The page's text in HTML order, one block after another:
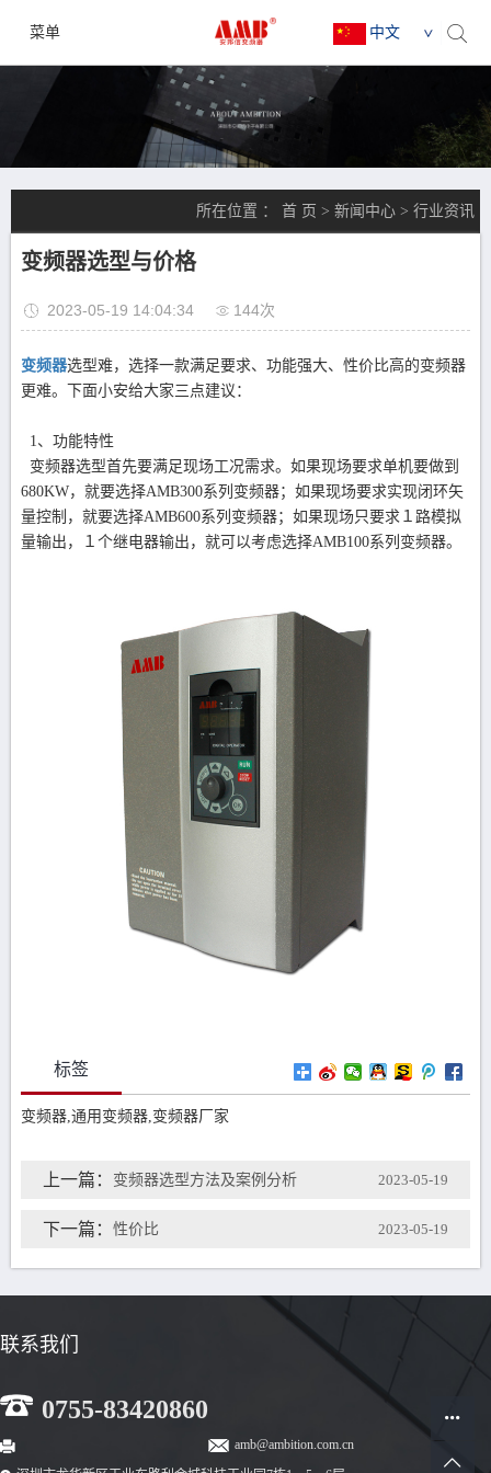
菜单 中文
所在位置 ：首 页 >新闻中心 >行业资讯
变频器选型与价格
2023-05-19 14:04:34 144次
变频器选型难，选择一款满足要求、功能强大、性价比高的变频器
更难。下面小安给大家三点建议：
1、功能特性
变频器选型首先要满足现场工况需求。如果现场要求单机要做到
680KW，就要选择AMB300系列变频器；如果现场要求实现闭环矢
量控制，就要选择AMB600系列变频器；如果现场只要求１路模拟
量输出，１个继电器输出，就可以考虑选择AMB100系列变频器。
标签
变频器,通用变频器,变频器厂家
上一篇： 变频器选型方法及案例分析 2023-05-19
下一篇： 性价比 2023-05-19
联系我们
0755-83420860
amb@ambition.com.cn